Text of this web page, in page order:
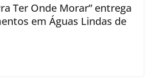
Ter Onde Morar” entrega
em Águas Lindas de